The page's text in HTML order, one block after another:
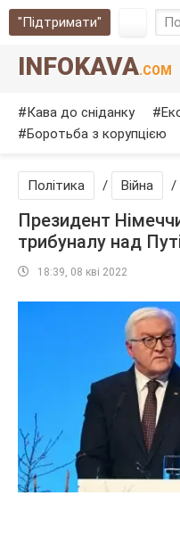
"Підтримати"
INFOKAVA.COM
Кава до сніданку
Боротьба з корупцією
Політика / Війна /
Президент
трибуналу над
18:39, 08 кві 2022